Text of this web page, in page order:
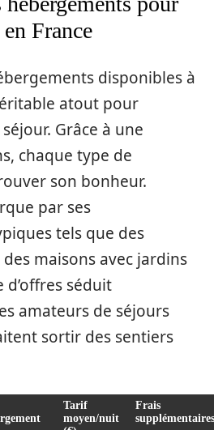
France
disponibles à
atout pour
Grâce à une
chaque type de
son bonheur.
par ses
tels que des
maisons avec jardins
séduit
amateurs de séjours
sortir des sentiers
Tarif
moyen/nuit
Frais
supplémentaires